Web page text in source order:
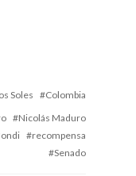
Soles
Colombia
Nicolás Maduro
recompensa
Senado